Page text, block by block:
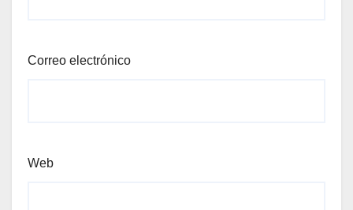
Correo electrónico
Web